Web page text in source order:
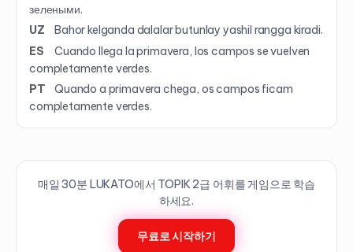
зелеными.
UZ
Bahor kelganda dalalar butunlay yashil rangga kiradi.
ES
Cuando llega la primavera, los campos se vuelven
completamente verdes.
PT
Quando a primavera chega, os campos ficam
completamente verdes.
매일 30분 LUKATO에서 TOPIK2급 어휘를 게임으로 학습
하세요.
무료로 시작하기